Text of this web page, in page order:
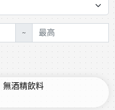
~
無酒精飲料